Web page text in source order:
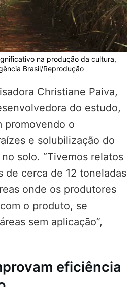
na produção da cultura,
Brasil/Reprodução
Christiane Paiva,
do estudo,
promovendo o
e solubilização do
solo. “Tivemos relatos
de cerca de 12 toneladas
onde os produtores
o produto, se
sem aplicação”,
eficiência